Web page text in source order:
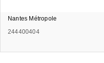
Nantes Métropole
244400404